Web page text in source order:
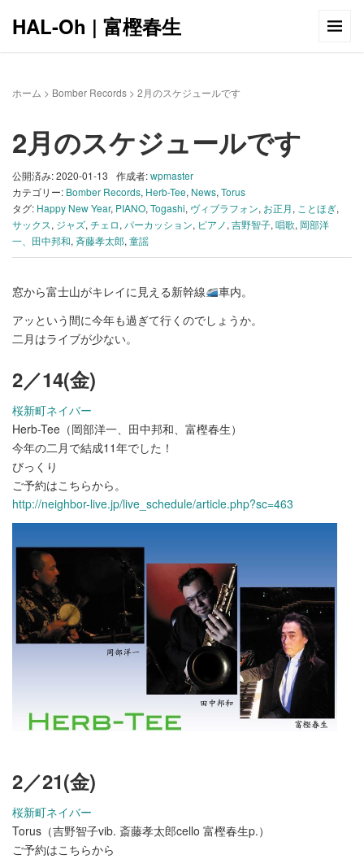
HAL-Oh | 富樫春生
ホーム > Bomber Records > 2月のスケジュールです
2月のスケジュールです
公開済み: 2020-01-13 作成者:wpmaster
カテゴリー: Bomber Records, Herb-Tee, News, Torus
タグ: Happy New Year, PIANO, Togashi, ヴィブラフォン, お正月, ことほぎ,
サックス, ジャズ, チェロ, パーカッション, ピアノ, 吉野智子, 唱歌, 岡部洋
一、田中邦和, 斉藤孝太郎, 童謡
窓から富士山がキレイに見える新幹線
車内。
アッという間に今年も過ぎて行くのでしょうか。
二月はライブが少ない。
2／14(金)
桜新町ネイバー
Herb-Tee（岡部洋一、田中邦和、富樫春生）
今年の二月で結成11年でした！
びっくり
ご予約はこちらから。
http://neighbor-live.jp/live_schedule/article.php?sc=463
2／21(金)
桜新町ネイバー
Torus（吉野智子vib. 斎藤孝太郎cello 富樫春生p.）
ご予約はこちらから